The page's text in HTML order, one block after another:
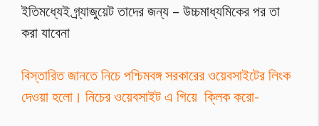
ইতিমধ্যেই গ্র্যাজুয়েট তাদের জন্য – উচ্চমাধ্যমিকের পর তা
করা যাবেনা
বিস্তারিত জানতে নিচে পশ্চিমবঙ্গ সরকারের ওয়েবসাইটের লিংক
দেওয়া হলো। নিচের ওয়েবসাইট এ গিয়ে ক্লিক করো-